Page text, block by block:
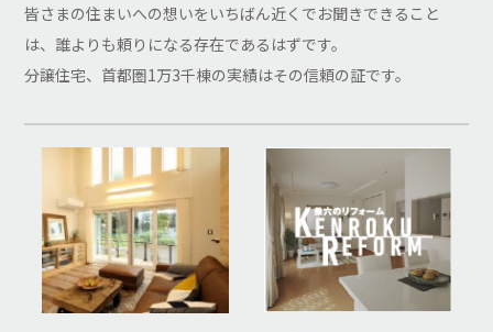
皆さまの住まいへの想いをいちばん近くでお聞きできること
は、誰よりも頼りになる存在であるはずです。
分譲住宅、首都圏1万3千棟の実績はその信頼の証です。